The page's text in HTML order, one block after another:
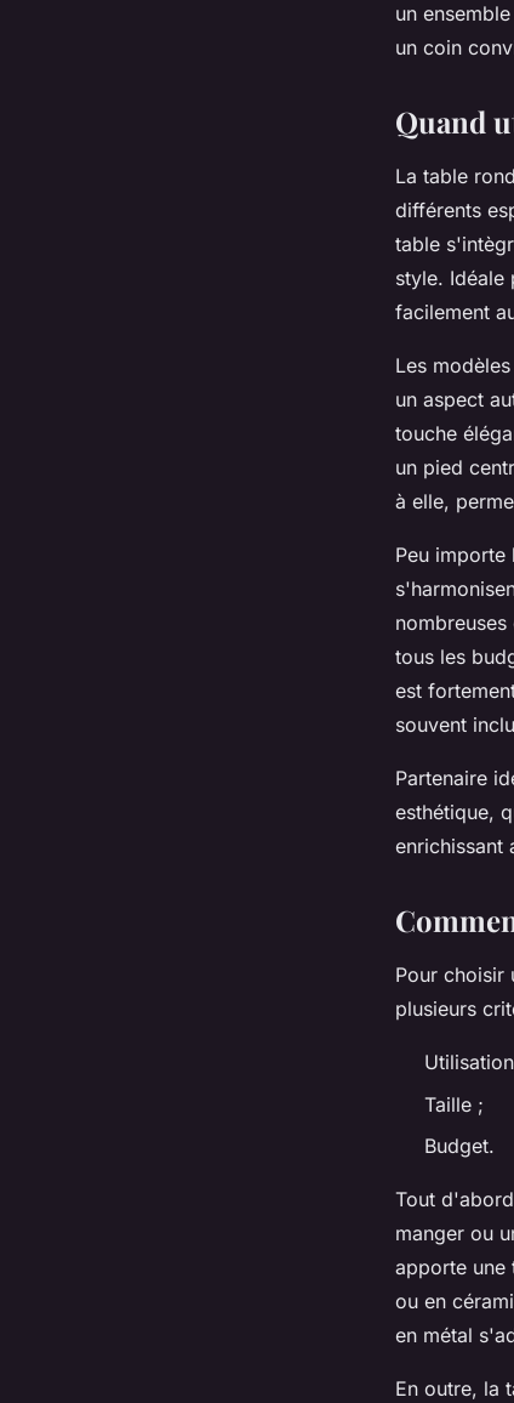
un
un coin
Quand
La table
différents
table
style. Idéale
facilement
Les
un aspect
touche
un pied
à elle,
Peu importe
tous les
est
souvent
Partenaire
esthétique,
enrichissant
Pour choisir
plusieurs
Taille ;
Budget.
Tout
manger ou
apporte une
ou en
en métal
En outre, la